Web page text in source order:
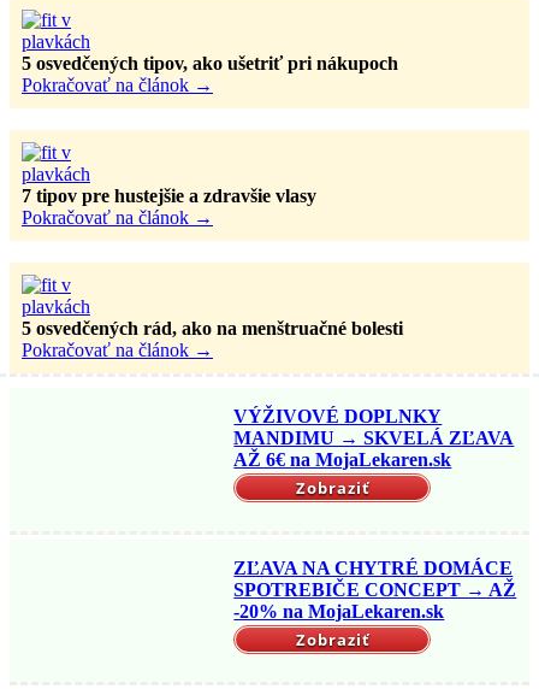
5 osvedčených tipov, ako ušetriť pri nákupoch
Pokračovať na článok →
7 tipov pre hustejšie a zdravšie vlasy
Pokračovať na článok →
5 osvedčených rád, ako na menštruačné bolesti
Pokračovať na článok →
VÝŽIVOVÉ DOPLNKY
MANDIMU → SKVELÁ ZĽAVA
AŽ 6€ na MojaLekaren.sk
Zobraziť
ZĽAVA NA CHYTRÉ DOMÁCE
SPOTREBIČE CONCEPT → AŽ
-20% na MojaLekaren.sk
Zobraziť